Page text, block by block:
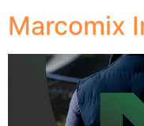
Marcomix